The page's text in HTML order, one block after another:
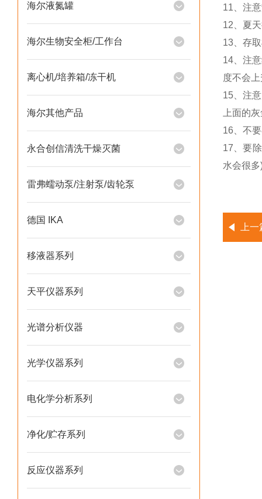
海尔液氮罐
海尔生物安全柜/工作台
离心机/培养箱/冻干机
海尔其他产品
永合创信清洗干燥灭菌
雷弗蠕动泵/注射泵/齿轮泵
德国 IKA
移液器系列
天平仪器系列
光谱分析仪器
光学仪器系列
电化学分析系列
净化/贮存系列
反应仪器系列
11、注
12、夏
13、存
14、注
度不会
15、注
上面的
16、不
17、要
水会很多
上